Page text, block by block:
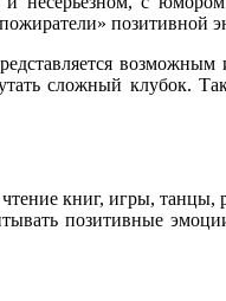
позитивной
возможным
сложный клубок.
книг, игры, танцы,
позитивные